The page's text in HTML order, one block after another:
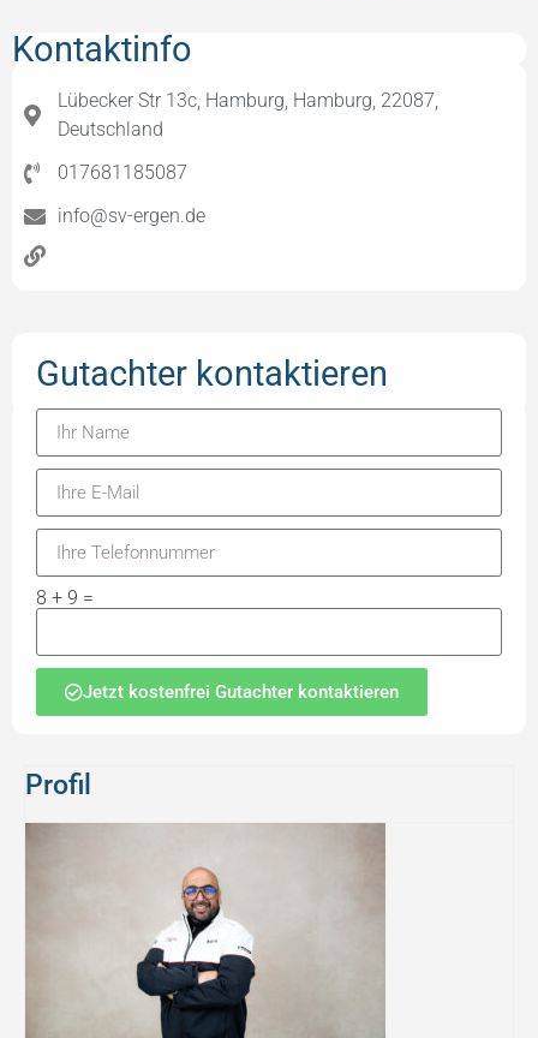
Profil
Kontaktinfo
Lübecker Str 13c, Hamburg, Hamburg, 22087,
Deutschland
017681185087
info@sv-ergen.de
Gutachter kontaktieren
8 + 9 =
Jetzt kostenfrei Gutachter kontaktieren